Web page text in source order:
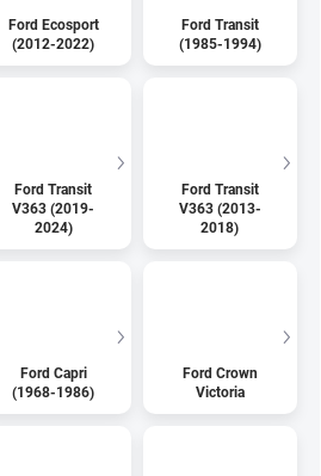
Ford Ecosport
(2012-2022)
Ford Transit
(1985-1994)
Ford Transit
V363 (2019-
2024)
Ford Transit
V363 (2013-
2018)
Ford Capri
(1968-1986)
Ford Crown
Victoria